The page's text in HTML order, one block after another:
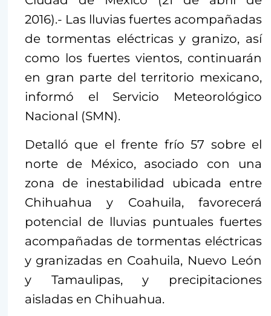
2016).- Las lluvias fuertes acompañadas
de tormentas eléctricas y granizo, así
como los fuertes vientos, continuarán
en gran parte del territorio mexicano,
informó el Servicio Meteorológico
Nacional (SMN).
Detalló que el frente frío 57 sobre el
norte de México, asociado con una
zona de inestabilidad ubicada entre
Chihuahua y Coahuila, favorecerá
potencial de lluvias puntuales fuertes
acompañadas de tormentas eléctricas
y granizadas en Coahuila, Nuevo León
y Tamaulipas, y precipitaciones
aisladas en Chihuahua.